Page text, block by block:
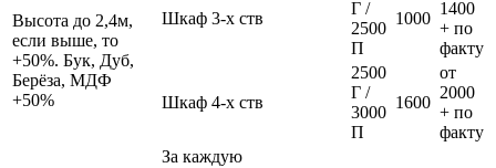
Высота до 2,4м,
если выше, то
+50%. Бук, Дуб,
Берёза, МДФ
+50%
Шкаф 3-х ств
Г /
2500
П
1000
1400
+ по
факту
Шкаф 4-х ств
2500
Г /
3000
П
1600
от
2000
+ по
факту
За каждую